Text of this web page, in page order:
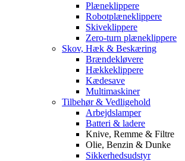
Plæneklippere
Robotplæneklippere
Skiveklippere
Zero-turn plæneklippere
Skov, Hæk & Beskæring
Brændekløvere
Hækkeklippere
Kædesave
Multimaskiner
Tilbehør & Vedligehold
Arbejdslamper
Batteri & ladere
Knive, Remme & Filtre
Olie, Benzin & Dunke
Sikkerhedsudstyr